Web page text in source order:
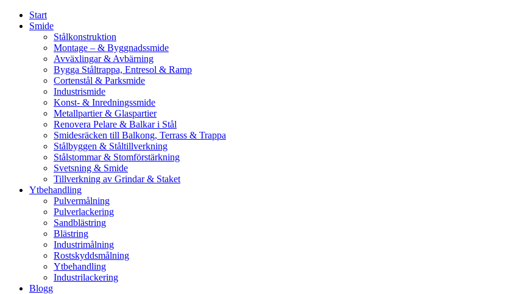
Start
Smide
Stålkonstruktion
Montage – & Byggnadssmide
Avväxlingar & Avbärning
Bygga Ståltrappa, Entresol & Ramp
Cortenstål & Parksmide
Industrismide
Konst- & Inredningssmide
Metallpartier & Glaspartier
Renovera Pelare & Balkar i Stål
Smidesräcken till Balkong, Terrass & Trappa
Stålbyggen & Ståltillverkning
Stålstommar & Stomförstärkning
Svetsning & Smide
Tillverkning av Grindar & Staket
Ytbehandling
Pulvermålning
Pulverlackering
Sandblästring
Blästring
Industrimålning
Rostskyddsmålning
Ytbehandling
Industrilackering
Blogg